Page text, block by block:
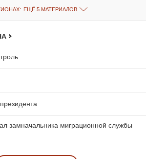
ЕЩЁ 5 МАТЕРИАЛОВ
замначальника миграционной службы